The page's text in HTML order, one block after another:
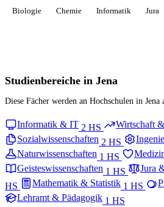
Biologie
Chemie Informatik Jura
Studienbereiche in Jena
Diese Fächer werden an Hochschulen in Jena
Informatik & IT 2 HS Wirtschaft
Sozialwissenschaften 2 HS
Naturwissenschaften 1 HS
Geisteswissenschaften 1 HS Jura
HS
Mathematik & Statistik 1 HS
Lehramt & Pädagogik 1 HS